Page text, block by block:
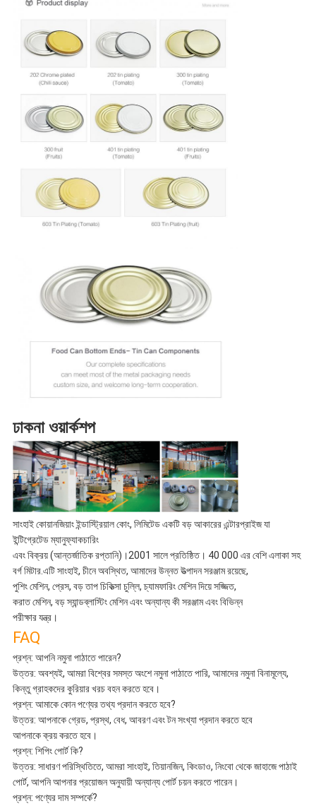
ঢাকনা ওয়ার্কশপ
সাংহাই কোয়ানজিয়াং ইন্ডাস্ট্রিয়াল কোং, লিমিটেড একটি বড় আকারের এন্টারপ্রাইজ যা
ইন্টিগ্রেটেড ম্যানুফ্যাকচারিং
এবং বিক্রয় (আন্তর্জাতিক রপ্তানি)।2001 সালে প্রতিষ্ঠিত। 40 000 এর বেশি এলাকা সহ
বর্গ মিটার.এটি সাংহাই, চীনে অবস্থিত, আমাদের উন্নত উত্পাদন সরঞ্জাম রয়েছে,
পুশিং মেশিন, প্রেস, বড় তাপ চিকিত্সা চুল্লি, চ্যামফারিং মেশিন দিয়ে সজ্জিত,
করাত মেশিন, বড় স্যান্ডব্লাস্টিং মেশিন এবং অন্যান্য কী সরঞ্জাম এবং বিভিন্ন
পরীক্ষার যন্ত্র।
FAQ
প্রশ্ন: আপনি নমুনা পাঠাতে পারেন?
উত্তর: অবশ্যই, আমরা বিশ্বের সমস্ত অংশে নমুনা পাঠাতে পারি, আমাদের নমুনা বিনামূল্যে,
কিন্তু গ্রাহকদের কুরিয়ার খরচ বহন করতে হবে।
প্রশ্ন: আমাকে কোন পণ্যের তথ্য প্রদান করতে হবে?
উত্তর: আপনাকে গ্রেড, প্রস্থ, বেধ, আবরণ এবং টন সংখ্যা প্রদান করতে হবে
আপনাকে ক্রয় করতে হবে।
প্রশ্ন: শিপিং পোর্ট কি?
উত্তর: সাধারণ পরিস্থিতিতে, আমরা সাংহাই, তিয়ানজিন, কিংডাও, নিংবো থেকে জাহাজে পাঠাই
পোর্ট, আপনি আপনার প্রয়োজন অনুযায়ী অন্যান্য পোর্ট চয়ন করতে পারেন।
প্রশ্ন: পণ্যের দাম সম্পর্কে?